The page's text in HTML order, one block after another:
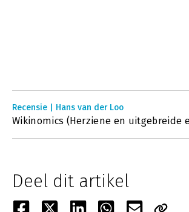
Recensie | Hans van der Loo
Wikinomics (Herziene en uitgebreide
Deel dit artikel